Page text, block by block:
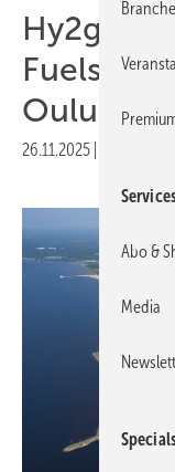
Hy2gen
Fuels-
Oulu
26.11.2025
Abo &
Media